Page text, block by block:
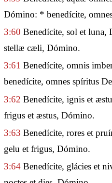
Dómino: * benedícite,
3:60 Benedícite, sol et luna,
stellæ cæli, Dómino.
3:61 Benedícite, omnis
benedícite, omnes spíritus
3:62 Benedícite, ignis et
frigus et æstus, Dómino.
3:63 Benedícite, rores et
gelu et frigus, Dómino.
3:64 Benedícite, glácies et